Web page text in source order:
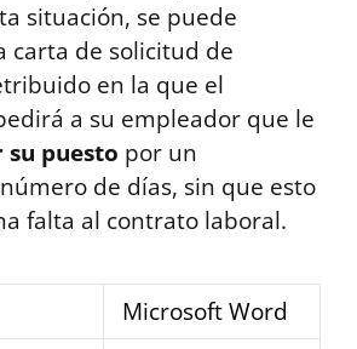
situación, se puede
carta de solicitud de
en la que el
a su empleador que le
su puesto por un
de días, sin que esto
falta al contrato laboral.
Microsoft Word